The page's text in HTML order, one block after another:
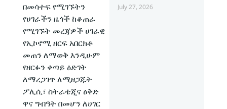
በመሳተፍ የሚገኙትን
የሀገራችን ዜጎች ከቆጠራ
የሚገኙት መረጃዎች ሀገራዊ
የኢኮኖሚ ዘርፍ አበርክቶ
መጠን ለማወቅ እንዲሁም
የዘርፉን ቀጣይ ዕድገት
ለማረጋገጥ ለሚዘጋጁት
ፖሊሲ፣ ስትራቴጂና ዕቅድ
ዋና ግብዓት በመሆን ለሀገር
July 27, 2026